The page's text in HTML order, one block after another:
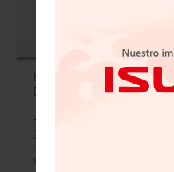
Hans-Joachim
Desarrollo Técnico de
Hans-Joachim
Desarrollo Técnico de
noviembre de 2018,
Mertens, que venía…